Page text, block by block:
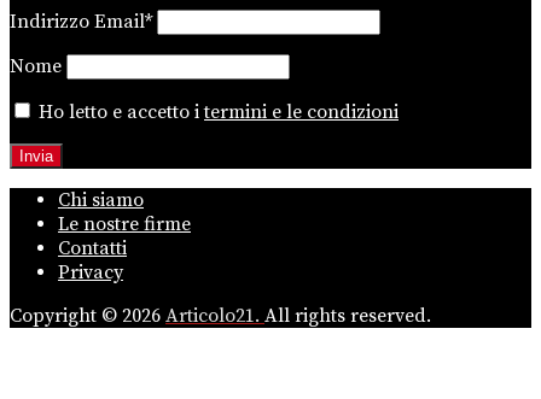
Indirizzo Email*
Nome
Ho letto e accetto itermini e le condizioni
Chi siamo
Le nostre firme
Contatti
Privacy
Copyright © 2026 Articolo21. All rights reserved.